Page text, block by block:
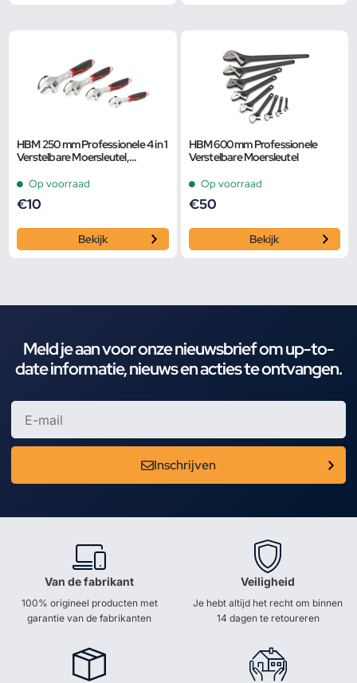
HBM 250 mm Professionele 4 in 1
Verstelbare Moersleutel,
Op voorraad
€10
Bekijk
HBM 600 mm Professionele
Verstelbare Moersleutel
Op voorraad
€50
Bekijk
Meld je aan voor onze nieuwsbrief om up-to-
date informatie, nieuws en acties te ontvangen.
Inschrijven
Van de fabrikant
100% origineel producten met
garantie van de fabrikanten
Veiligheid
Je hebt altijd het recht om binnen
14 dagen te retoureren